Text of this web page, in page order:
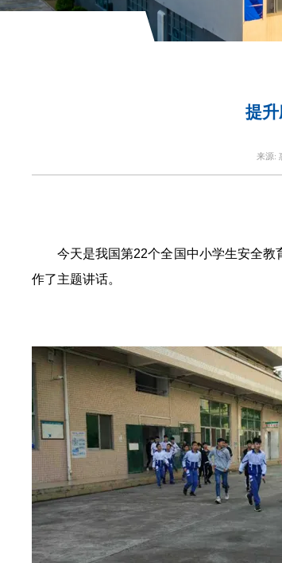
提
来源:
今天是我国第22个全国中小学生安全
作了主题讲话。